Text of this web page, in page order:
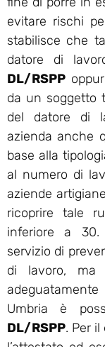
evitare rischi
stabilisce che
datore di
DL/RSPP
da un soggetto
del datore di
azienda anche
base alla
al numero di
aziende
ricoprire tale
inferiore a 30.
servizio di
di lavoro, ma
Umbria è
DL/RSPP. Per